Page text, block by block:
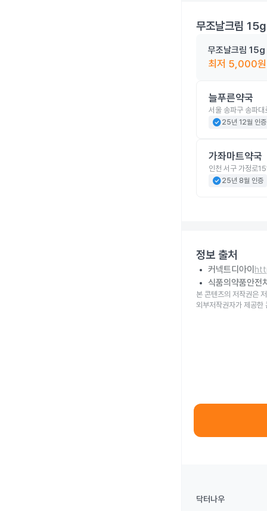
무조날크림 15g
무조날크림 15g
최저 5,000원
늘푸른약국
서울 송파구 송파
check_circle25년 12월 인증
가좌마트약국
인천 서구 가정로
check_circle25년 8월 인증
정보 출처
커넥트디아이
식품의약품안전
본 콘텐츠의 저작권은
외부저작권자가 제공한
닥터나우